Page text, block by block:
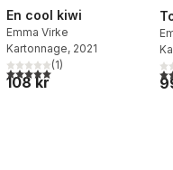
röster:
En cool kiwi
Emma Virke
Kartonnage, 2021
5,0utav 5 stjärnor. Totalt antal
(1)
108 kr